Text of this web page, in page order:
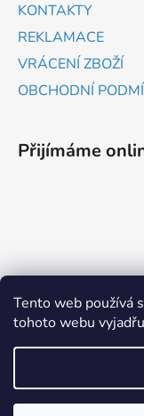
Tento web používá
tohoto webu
KONTAKTY
REKLAMACE
VRÁCENÍ ZBOŽÍ
OBCHODNÍ
Přijímáme
Copyright 2026